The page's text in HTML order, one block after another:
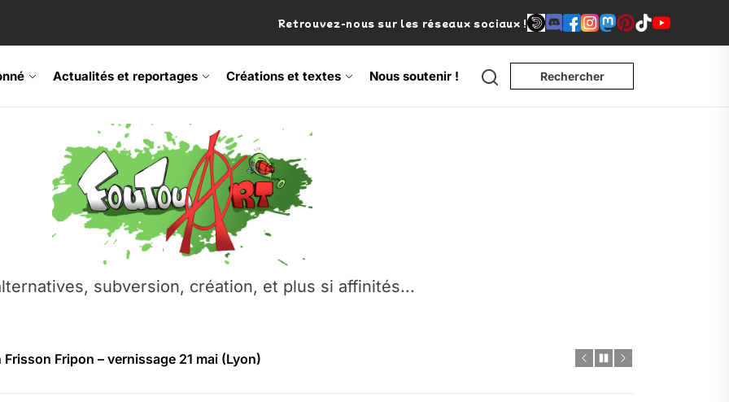
Retrouvez-nous sur les réseaux sociaux !
Actualités et reportages Créations et textes Nous soutenir ! Search Rechercher
subversion, création, et plus si affinités...
Fripon – vernissage 21 mai (Lyon)
Festival – Samedi 18 juillet (Vaulx-en-Velin)
Ŝtono, un livre réalisé par Michaël Moretti & Pierre Lacôte
contre l’A412 à l’Établi (Haute-Savoie)
Fripon – vernissage 21 mai (Lyon)
Festival – Samedi 18 juillet (Vaulx-en-Velin)